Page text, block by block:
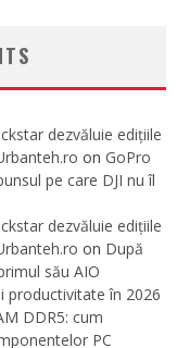
dezvăluie edițiile
on GoPro
pe care DJI nu îl
dezvăluie edițiile
on După
său AIO
productivitate în 2026
DDR5: cum
PC